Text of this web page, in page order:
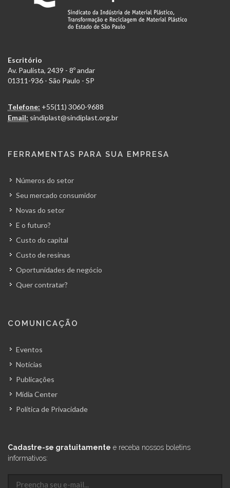
Escritório
Av. Paulista, 2439 - 8º andar
01311-936 - São Paulo - SP
Telefone: +55(11) 3060-9688
Email: sindiplast@sindiplast.org.br
FERRAMENTAS PARA SUA EMPRESA
Números do setor
Seu mercado consumidor
Novas do setor
E o futuro?
Custo do capital
Custo de resinas
Oportunidades de negócio
Quer contratar?
COMUNICAÇÃO
Eventos
Notícias
Publicações
Mídia Center
Política de Privacidade
Cadastre-se gratuitamente e receba nossos boletins
informativos: